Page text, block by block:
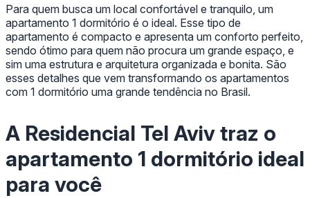
Para quem busca um local confortável e tranquilo, um
apartamento 1 dormitório é o ideal. Esse tipo de
apartamento é compacto e apresenta um conforto perfeito,
sendo ótimo para quem não procura um grande espaço, e
sim uma estrutura e arquitetura organizada e bonita. São
esses detalhes que vem transformando os apartamentos
com 1 dormitório uma grande tendência no Brasil.
A Residencial Tel Aviv traz o
apartamento 1 dormitório ideal
para você